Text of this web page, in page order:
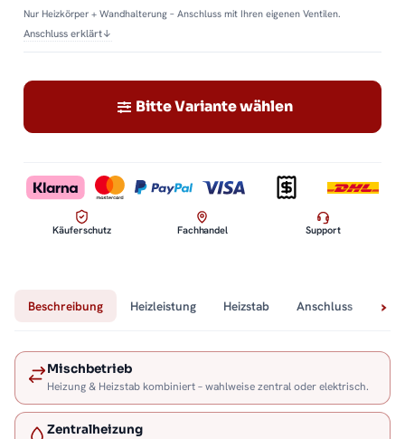
Nur Heizkörper + Wandhalterung – Anschluss mit Ihren eigenen Ventilen.
Anschluss erklärt↓
Bitte Variante wählen
Käuferschutz Fachhandel Support
Beschreibung Heizleistung Heizstab Anschluss
Mischbetrieb
Heizung & Heizstab kombiniert – wahlweise zentral oder elektrisch.
Zentralheizung